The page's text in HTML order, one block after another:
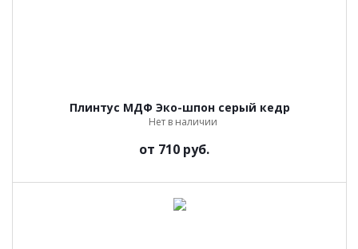
Плинтус МДФ Эко-шпон серый кедр
Нет в наличии
от 710 руб.